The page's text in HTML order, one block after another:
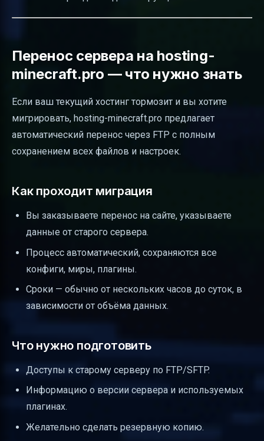
Перенос сервера на hosting-
minecraft.pro — что нужно знать
Если ваш текущий хостинг тормозит и вы хотите
мигрировать, hosting-minecraft.pro предлагает
автоматический перенос через FTP с полным
сохранением всех файлов и настроек.
Как проходит миграция
Вы заказываете перенос на сайте, указываете
данные от старого сервера.
Процесс автоматический, сохраняются все
конфиги, миры, плагины.
Сроки — обычно от нескольких часов до суток, в
зависимости от объёма данных.
Что нужно подготовить
Доступы к старому серверу по FTP/SFTP.
Информацию о версии сервера и используемых
плагинах.
Желательно сделать резервную копию.